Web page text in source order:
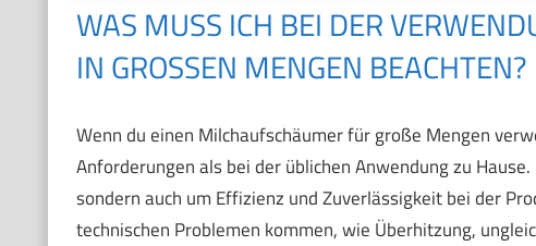
WAS MUSS ICH BEI DER
IN GROSSEN MENGEN BEACHTEN?
Wenn du einen Milchaufschäumer für große Mengen
Anforderungen als bei der üblichen Anwendung zu
sondern auch um Effizienz und Zuverlässigkeit bei der
technischen Problemen kommen, wie Überhitzung,